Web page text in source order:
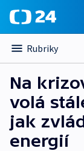
Rubriky
Na
volá
jak
energií